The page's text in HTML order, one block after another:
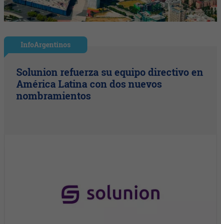
InfoArgentinos
Solunion refuerza su equipo directivo en
América Latina con dos nuevos
nombramientos